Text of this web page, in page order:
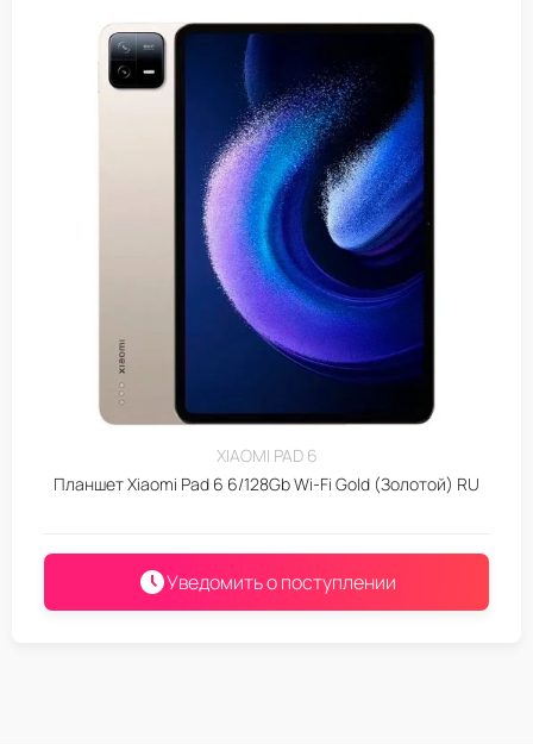
XIAOMI PAD 6
Планшет Xiaomi Pad 6 6/128Gb Wi-Fi Gold (Золотой) RU
Уведомить о поступлении